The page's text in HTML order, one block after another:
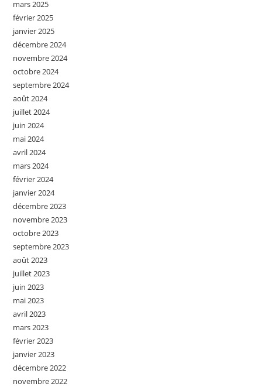
mars 2025
février 2025
janvier 2025
décembre 2024
novembre 2024
octobre 2024
septembre 2024
août 2024
juillet 2024
juin 2024
mai 2024
avril 2024
mars 2024
février 2024
janvier 2024
décembre 2023
novembre 2023
octobre 2023
septembre 2023
août 2023
juillet 2023
juin 2023
mai 2023
avril 2023
mars 2023
février 2023
janvier 2023
décembre 2022
novembre 2022